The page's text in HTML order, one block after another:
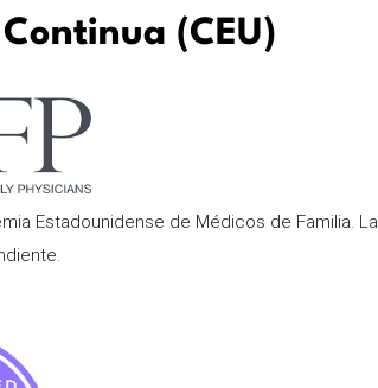
(CEU)
Estadounidense de Médicos de Familia. La